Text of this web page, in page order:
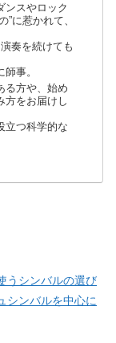
ンスやロック
に惹かれて、
奏を続けても
事。
る方や、始め
方をお届けし
立つ科学的な
うシンバルの選び
シンバルを中心に